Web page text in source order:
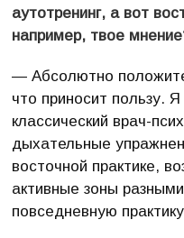
аутотренинг, а вот
например, твое
— Абсолютно
что приносит пользу.
классический врач-
дыхательные
восточной практике,
активные зоны
повседневную